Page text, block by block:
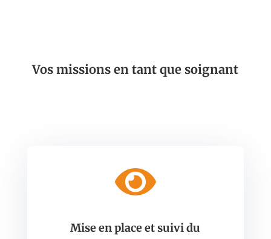
Vos missions en tant que soignant

Mise en place et suivi du